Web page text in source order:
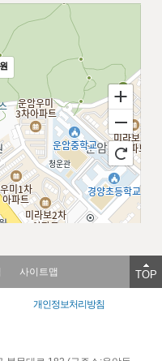
사이트맵 TOP
개인정보처리방침